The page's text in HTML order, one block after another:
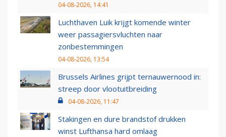
04-08-2026, 14:41
Luchthaven Luik krijgt komende winter
weer passagiersvluchten naar
zonbestemmingen
04-08-2026, 13:54
Brussels Airlines grijpt ternauwernood in:
streep door vlootuitbreiding
04-08-2026, 11:47
Stakingen en dure brandstof drukken
winst Lufthansa hard omlaag